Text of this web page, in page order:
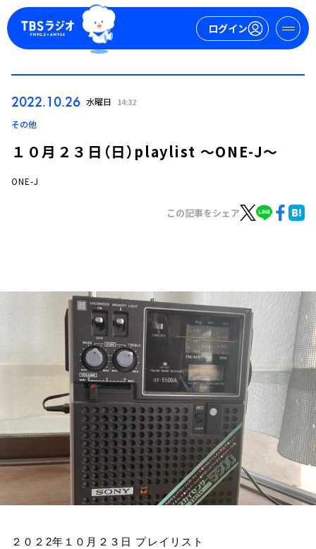
ログイン
トピックス
TBS Podcast
お知らせ
イベント・グッズ
YouTube
会社情報
2022.10.26 水曜日 14:32
その他
１０月２３日（日）playlist ～ONE-J～
ONE-J
この記事をシェア
２０２ 2年１０月２３日 プレイリスト